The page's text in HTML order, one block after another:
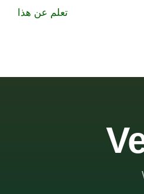
تعلم عن هذا